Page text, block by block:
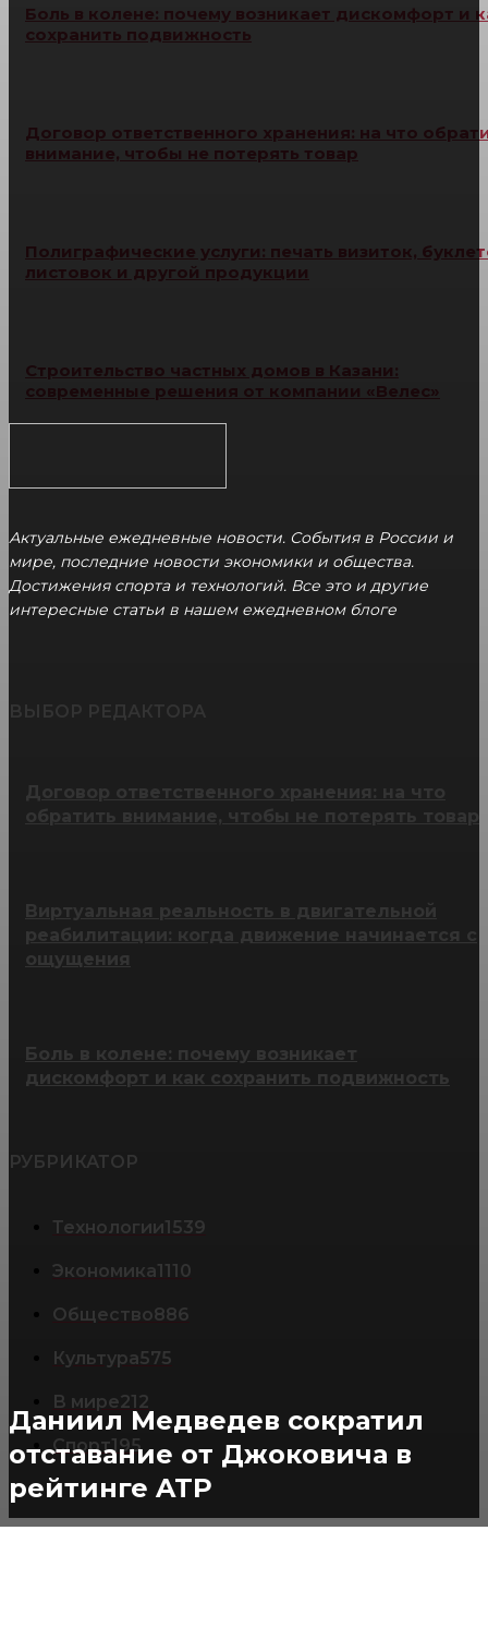
Даниил Медведев сократил
отставание от Джоковича в
рейтинге ATP
Боль в колене: почему возникает дискомфорт и
сохранить подвижность
Договор ответственного хранения: на что
внимание, чтобы не потерять товар
Полиграфические услуги: печать визиток,
листовок и другой продукции
Строительство частных домов в Казани:
современные решения от компании «Велес»
Актуальные ежедневные новости. События в России и
мире, последние новости экономики и общества.
Достижения спорта и технологий. Все это и другие
интересные статьи в нашем ежедневном блоге
Виртуальная реальность в двигательной
реабилитации: когда движение начинается с
ощущения
Боль в колене: почему возникает
дискомфорт и как сохранить подвижность
РУБРИКАТОР
Технологии1539
Экономика1110
Общество886
Культура575
В мире212
Спорт195